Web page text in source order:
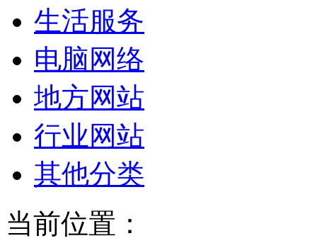
生活服务
电脑网络
地方网站
行业网站
其他分类
当前位置：